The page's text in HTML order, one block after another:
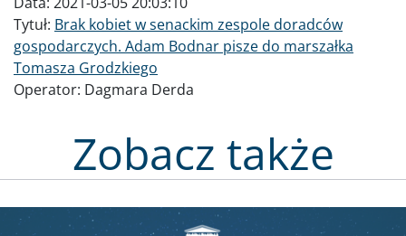
Tytuł: Brak kobiet w senackim zespole doradców
gospodarczych. Adam Bodnar pisze do marszałka
Tomasza Grodzkiego
Operator: Dagmara Derda
Zobacz także
Obraz